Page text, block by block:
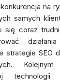
na
samych
się coraz
strategie SEO
technologii